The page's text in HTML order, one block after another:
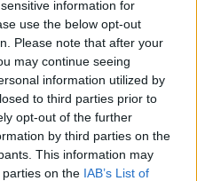
information for
use the below opt-out
Please note that after your
may continue seeing
information utilized by
to third parties prior to
opt-out of the further
by third parties on the
This information may
on the IAB’s List of
2004
tamaño poster!!!
puede ser el Plata Avus